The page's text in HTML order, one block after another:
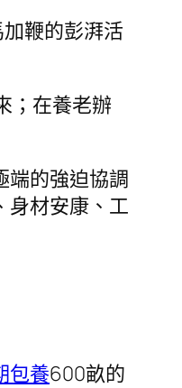
鞭的彭湃活
；在養老辦
端的強迫協調
身材安康、工
包養600畝的